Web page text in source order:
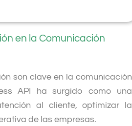
en la Comunicación
son clave en la comunicación
API ha surgido como una
al cliente, optimizar la
de las empresas.